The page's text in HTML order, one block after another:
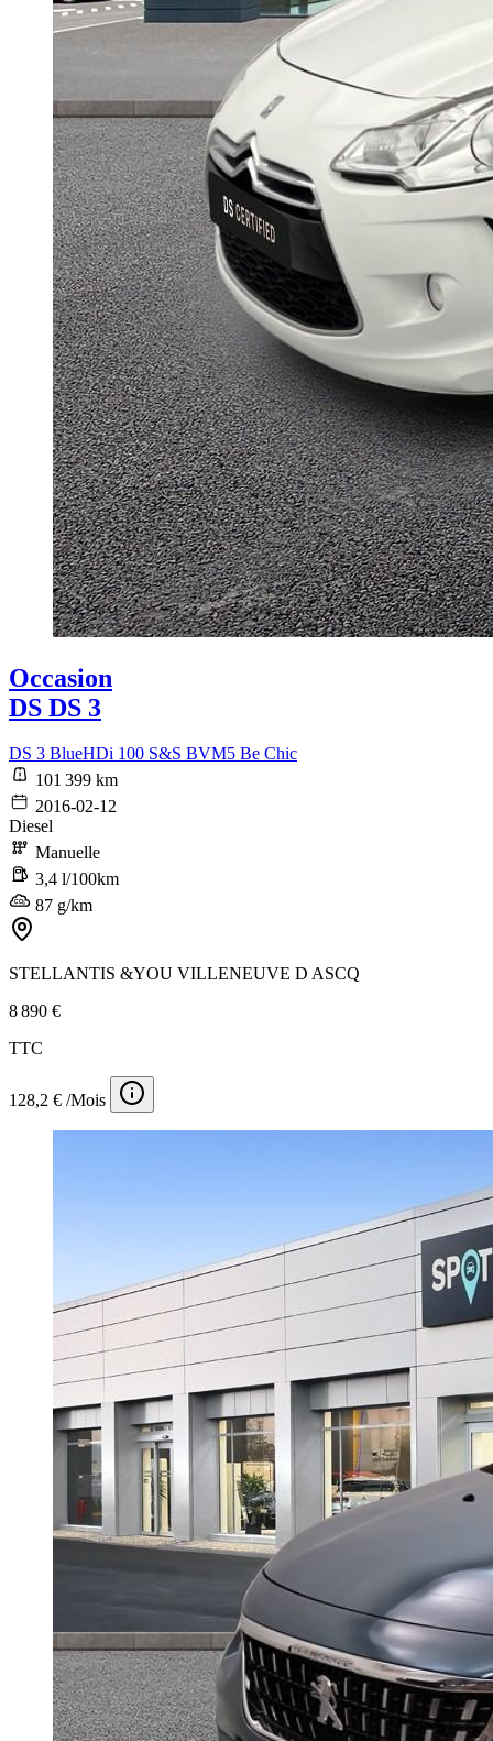
Occasion
DS DS 3
DS 3 BlueHDi 100 S&S BVM5 Be Chic
101 399 km
2016-02-12
Diesel
Manuelle
3,4 l/100km
87 g/km
STELLANTIS &YOU VILLENEUVE D ASCQ
8 890 €
TTC
128,2 € /Mois